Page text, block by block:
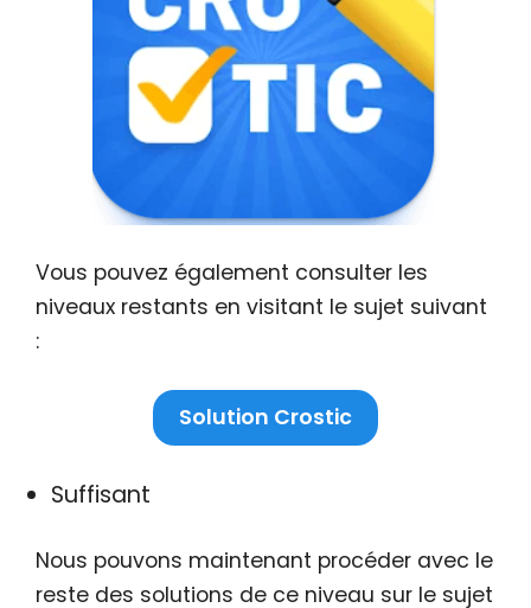
Vous pouvez également consulter les
niveaux restants en visitant le sujet suivant
:
Solution Crostic
Suffisant
Nous pouvons maintenant procéder avec le
reste des solutions de ce niveau sur le sujet